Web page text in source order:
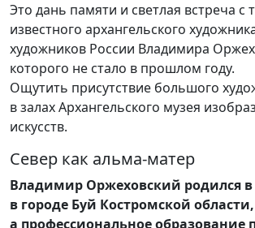
Это дань памяти и светлая встреча с
известного архангельского
художников России Владимира
которого не стало в прошлом году.
Ощутить присутствие большого
в залах Архангельского музея
искусств.
Север как альма-матер
Владимир Оржеховский родился в
в городе Буй Костромской области,
а профессиональное образование